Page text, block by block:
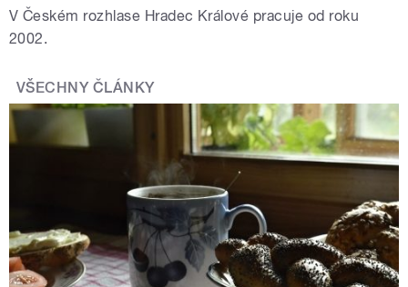
V Českém rozhlase Hradec Králové pracuje od roku
2002.
VŠECHNY ČLÁNKY